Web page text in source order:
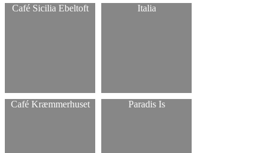
Café Sicilia Ebeltoft Italia
Café Kræmmerhuset Paradis Is